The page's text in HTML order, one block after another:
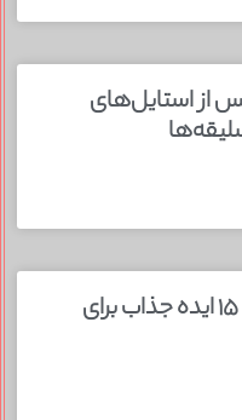
جذاب؛ ۱۵ عکس از استایل‌های
انگشتر سنگی مردانه شیک؛ ۱۵ ایده جذاب برای